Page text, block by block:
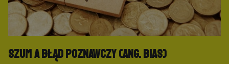
Szum a błąd poznawczy (ang. bias)